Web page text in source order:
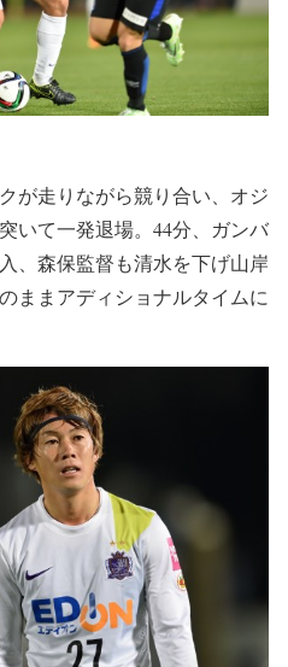
が走りながら競り合い、オジ
いて一発退場。44分、ガンバ
、森保監督も清水を下げ山岸
ままアディショナルタイムに